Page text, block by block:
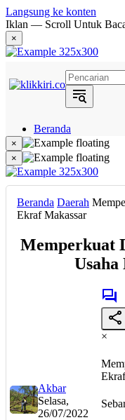
Langsung ke konten
Iklan — Scroll Untuk
×
Beranda
Hukum
Berita
Politik
Narasi
Metropolis
Eksekutif
×
×
Beranda Daerah
Ekraf Makassar
Memperkuat
Akbar
Selasa,
26/07/2022
×